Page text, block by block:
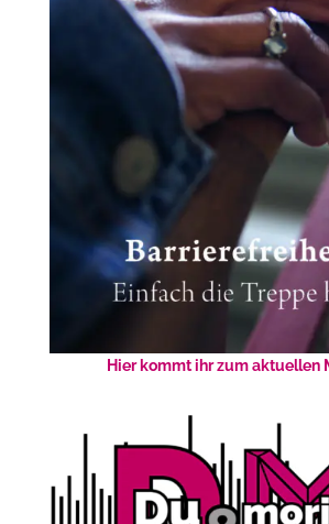
Hier kommt ihr zum aktuellen